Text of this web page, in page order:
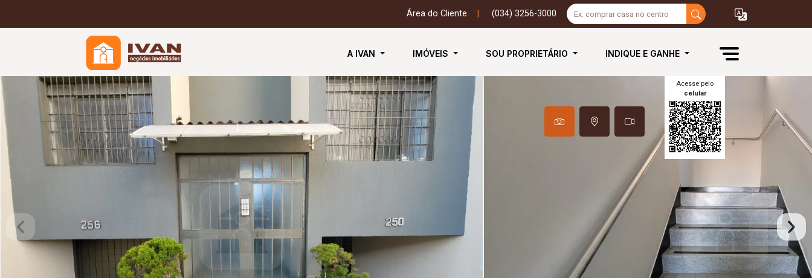
Área do Cliente (034) 3256-3000
A IVAN IMÓVEIS SOU PROPRIETÁRIO INDIQUE E GANHE
Acesse pelo
celular